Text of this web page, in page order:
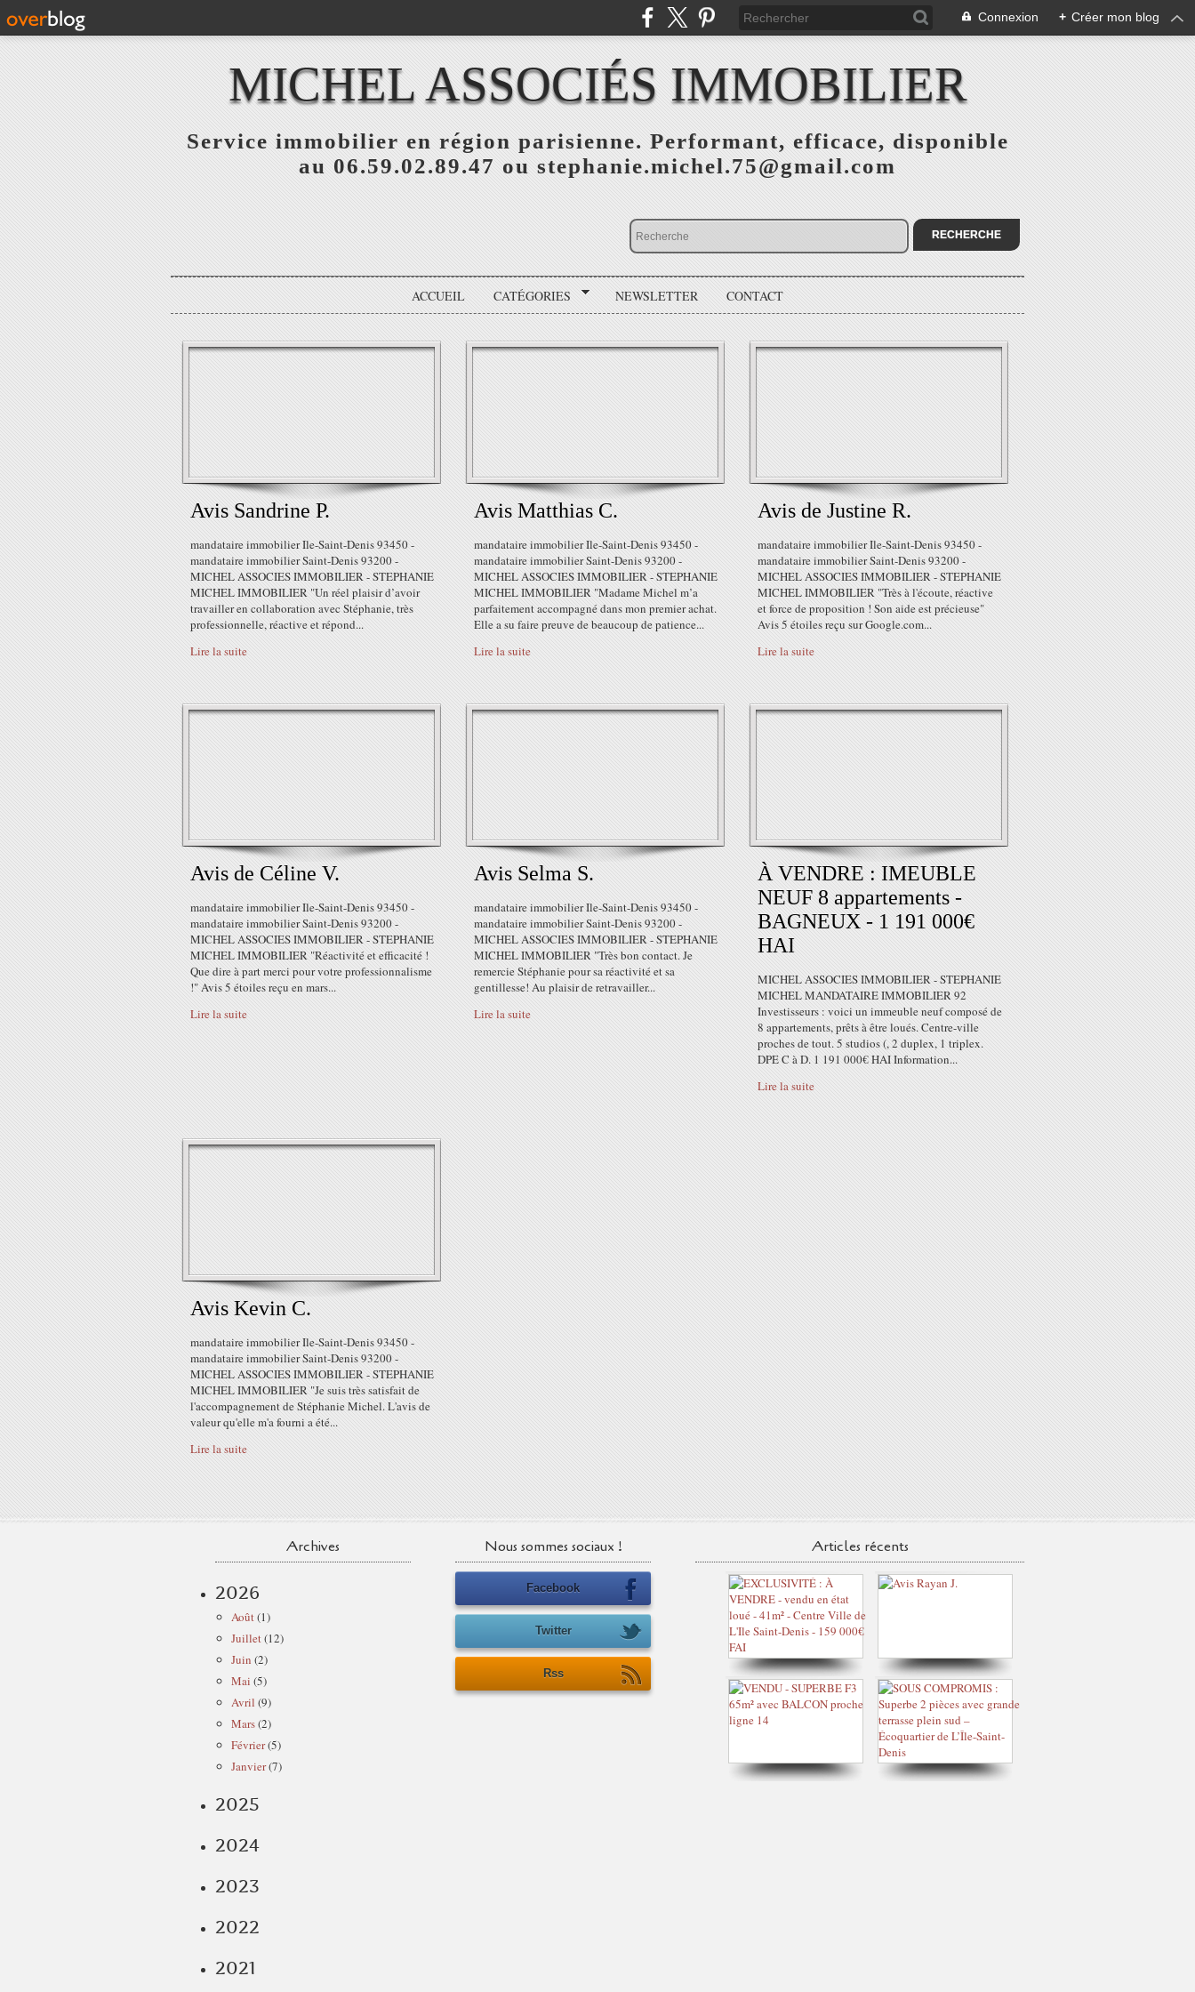
Connexion + Créer mon blog
MICHEL ASSOCIÉS IMMOBILIER
Service immobilier en région parisienne. Performant, efficace, disponible
au 06.59.02.89.47 ou stephanie.michel.75@gmail.com
ACCUEIL CATÉGORIES NEWSLETTER CONTACT
Avis Sandrine P.
mandataire immobilier Ile-Saint-Denis 93450 -
mandataire immobilier Saint-Denis 93200 -
MICHEL ASSOCIES IMMOBILIER - STEPHANIE
MICHEL IMMOBILIER "Un réel plaisir d’avoir
travailler en collaboration avec Stéphanie, très
professionnelle, réactive et répond...
Lire la suite
Avis Matthias C.
mandataire immobilier Ile-Saint-Denis 93450 -
mandataire immobilier Saint-Denis 93200 -
MICHEL ASSOCIES IMMOBILIER - STEPHANIE
MICHEL IMMOBILIER "Madame Michel m’a
parfaitement accompagné dans mon premier achat.
Elle a su faire preuve de beaucoup de patience...
Lire la suite
Avis de Justine R.
mandataire immobilier Ile-Saint-Denis 93450 -
mandataire immobilier Saint-Denis 93200 -
MICHEL ASSOCIES IMMOBILIER - STEPHANIE
MICHEL IMMOBILIER "Très à l'écoute, réactive
et force de proposition ! Son aide est précieuse"
Avis 5 étoiles reçu sur Google.com...
Lire la suite
Avis de Céline V.
mandataire immobilier Ile-Saint-Denis 93450 -
mandataire immobilier Saint-Denis 93200 -
MICHEL ASSOCIES IMMOBILIER - STEPHANIE
MICHEL IMMOBILIER "Réactivité et efficacité !
Que dire à part merci pour votre professionnalisme
!" Avis 5 étoiles reçu en mars...
Lire la suite
Avis Selma S.
mandataire immobilier Ile-Saint-Denis 93450 -
mandataire immobilier Saint-Denis 93200 -
MICHEL ASSOCIES IMMOBILIER - STEPHANIE
MICHEL IMMOBILIER "Très bon contact. Je
remercie Stéphanie pour sa réactivité et sa
gentillesse! Au plaisir de retravailler...
Lire la suite
À VENDRE : IMEUBLE
NEUF 8 appartements -
BAGNEUX - 1 191 000€
HAI
MICHEL ASSOCIES IMMOBILIER - STEPHANIE
MICHEL MANDATAIRE IMMOBILIER 92
Investisseurs : voici un immeuble neuf composé de
8 appartements, prêts à être loués. Centre-ville
proches de tout. 5 studios (, 2 duplex, 1 triplex.
DPE C à D. 1 191 000€ HAI Information...
Lire la suite
Avis Kevin C.
mandataire immobilier Ile-Saint-Denis 93450 -
mandataire immobilier Saint-Denis 93200 -
MICHEL ASSOCIES IMMOBILIER - STEPHANIE
MICHEL IMMOBILIER "Je suis très satisfait de
l'accompagnement de Stéphanie Michel. L'avis de
valeur qu'elle m'a fourni a été...
Lire la suite
Archives
2026
Août(1)
Juillet(12)
Juin (2)
Mai (5)
Avril (9)
Mars(2)
Février(5)
Janvier(7)
2025
2024
2023
2022
2021
Nous sommes sociaux !
Facebook
Twitter
Rss
Articles récents